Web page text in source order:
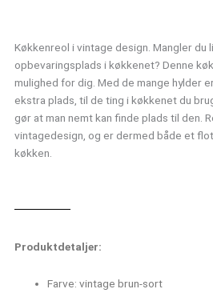
ophæng
antal
Køkkenreol i vintage design. Mangler du
opbevaringsplads i køkkenet? Denne
mulighed for dig. Med de mange hylder
ekstra plads, til de ting i køkkenet du
gør at man nemt kan finde plads til den.
vintagedesign, og er dermed både et
køkken.
Produktdetaljer:
Farve: vintage brun-sort